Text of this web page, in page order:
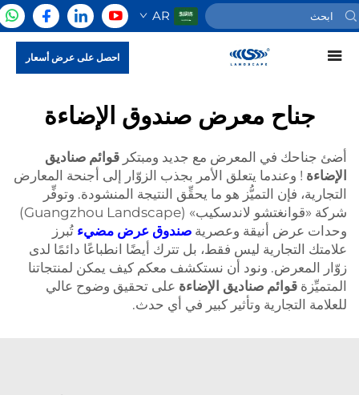
AR
احصل على عرض أسعار
جناح معرض صندوق الإضاءة
أضئ جناحك في المعرض مع جديد ومبتكرقوائم صناديق
الإضاءة! وعندما يتعلق الأمر بجذب الزوّار إلى أجنحة المعارض
التجارية، فإن التميُّز هو ما يحقِّق النتيجة المنشودة. وتوفِّر
شركة «قوانغتشو لاندسكيب» (Guangzhou Landscape)
وحدات عرض أنيقة وعصريةصندوق عرض مضيءتُبرز
علامتك التجارية ليس فقط، بل تترك أيضًا انطباعًا دائمًا لدى
زوّار المعرض. ونود أن نستكشف معكم كيف يمكن لمنتجاتنا
المتميِّزة قوائم صناديق الإضاءةعلى تحقيق وضوح عالي
للعلامة التجارية وتأثير كبير في أي حدث.